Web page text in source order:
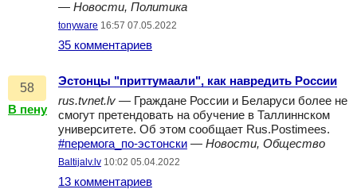
— Новости, Политика
tonyware 16:57 07.05.2022
35 комментариев
58
В пену
Эстонцы "приттумаали", как навредить России
rus.tvnet.lv — Граждане России и Беларуси более не
смогут претендовать на обучение в Таллиннском
университете. Об этом сообщает Rus.Postimees.
#перемога_по-эстонски — Новости, Общество
Baltijalv.lv 10:02 05.04.2022
13 комментариев